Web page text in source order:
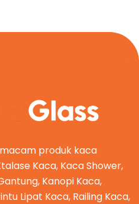
produk kaca
Kaca, Kaca Shower,
Kanopi Kaca,
Lipat Kaca, Railing Kaca,